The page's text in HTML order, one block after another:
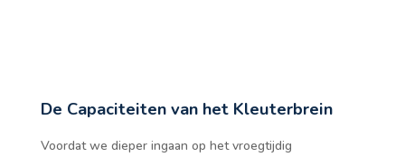
De Capaciteiten van het Kleuterbrein
Voordat we dieper ingaan op het vroegtijdig